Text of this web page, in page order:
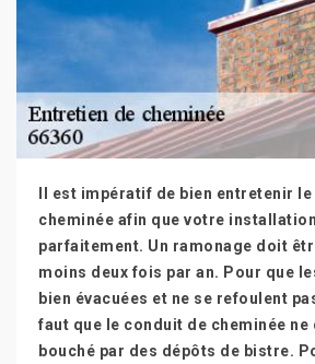
Il est impératif de bien entretenir
cheminée afin que votre
parfaitement. Un ramonage doit
moins deux fois par an. Pour que
bien évacuées et ne se refoulent
faut que le conduit de cheminée ne
bouché par des dépôts de bistre.